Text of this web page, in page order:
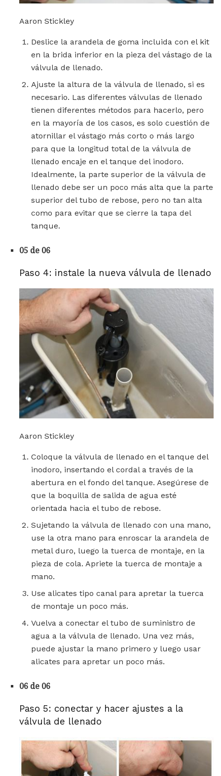
Aaron Stickley
Deslice la arandela de goma incluida con el kit
en la brida inferior en la pieza del vástago de la
válvula de llenado.
Ajuste la altura de la válvula de llenado, si es
necesario. Las diferentes válvulas de llenado
tienen diferentes métodos para hacerlo, pero
en la mayoría de los casos, es solo cuestión de
atornillar el vástago más corto o más largo
para que la longitud total de la válvula de
llenado encaje en el tanque del inodoro.
Idealmente, la parte superior de la válvula de
llenado debe ser un poco más alta que la parte
superior del tubo de rebose, pero no tan alta
como para evitar que se cierre la tapa del
tanque.
05 de 06
Paso 4: instale la nueva válvula de llenado
Aaron Stickley
Coloque la válvula de llenado en el tanque del
inodoro, insertando el cordal a través de la
abertura en el fondo del tanque. Asegúrese de
que la boquilla de salida de agua esté
orientada hacia el tubo de rebose.
Sujetando la válvula de llenado con una mano,
use la otra mano para enroscar la arandela de
metal duro, luego la tuerca de montaje, en la
pieza de cola. Apriete la tuerca de montaje a
mano.
Use alicates tipo canal para apretar la tuerca
de montaje un poco más.
Vuelva a conectar el tubo de suministro de
agua a la válvula de llenado. Una vez más,
puede ajustar la mano primero y luego usar
alicates para apretar un poco más.
06 de 06
Paso 5: conectar y hacer ajustes a la
válvula de llenado